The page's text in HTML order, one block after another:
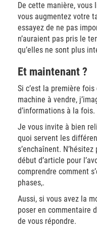
De cette manière, vous
vous augmentez votre
essayez de ne pas
n’auraient pas pris le
qu’elles ne sont plus
Et maintenant ?
Si c’est la première
machine à vendre,
d’informations à la fois.
Je vous invite à bien
quoi servent les
s’enchaînent.
début d’article pour
comprendre comment
phases,.
Aussi, si vous avez la
poser en commentaire
de vous répondre.